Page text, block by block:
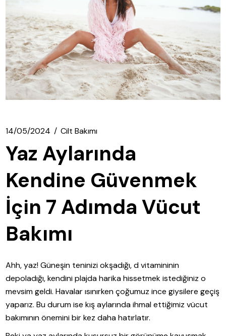
14/05/2024 Cilt Bakımı
Yaz Aylarında
Kendine Güvenmek
İçin 7 Adımda Vücut
Bakımı
Ahh, yaz! Güneşin teninizi okşadığı, d vitamininin
depoladığı, kendini plajda harika hissetmek istediğiniz o
mevsim geldi. Havalar ısınırken çoğumuz ince giysilere geçiş
yaparız. Bu durum ise kış aylarında ihmal ettiğimiz vücut
bakımının önemini bir kez daha hatırlatır.